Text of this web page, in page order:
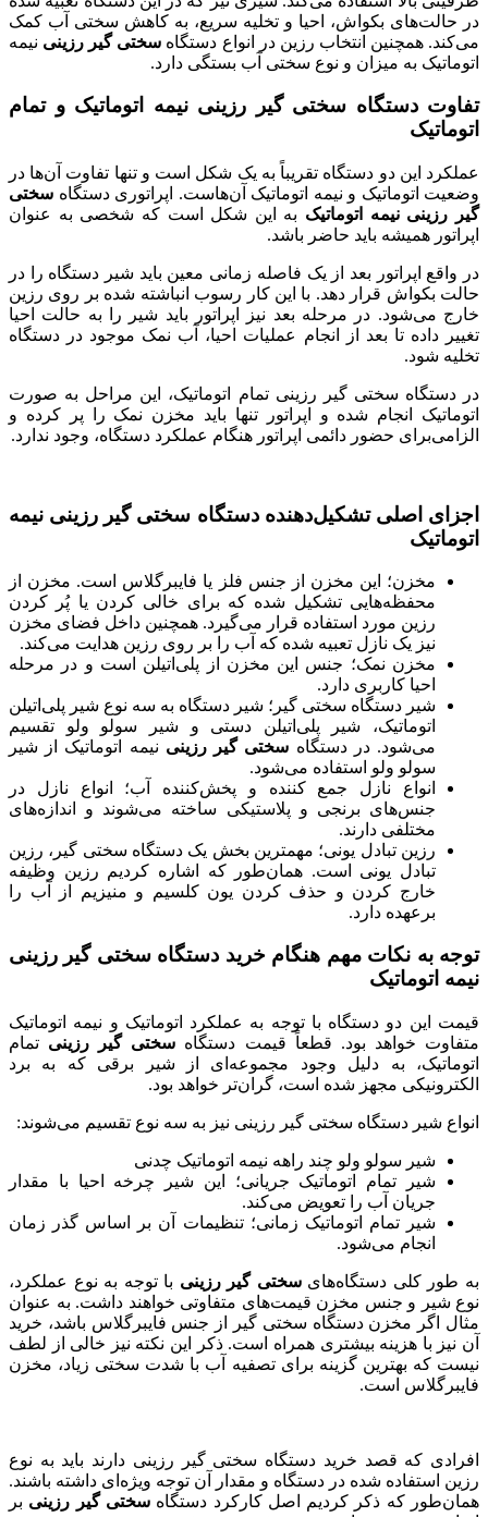
در حالت‌های بکواش، احیا و تخلیه سریع، به کاهش سختی آب کمک
می‌کند. همچنین انتخاب رزین در انواع دستگاه سختی گیر رزینی نیمه
اتوماتیک به میزان و نوع سختی آب بستگی دارد.
تفاوت دستگاه سختی گیر رزینی نیمه اتوماتیک و تمام
اتوماتیک
عملکرد این دو دستگاه تقریباً به یک شکل است و تنها تفاوت آن‌ها در
وضعیت اتوماتیک و نیمه اتوماتیک آن‌هاست. اپراتوری دستگاه سختی
گیر رزینی نیمه اتوماتیک به این شکل است که شخصی به عنوان
اپراتور همیشه باید حاضر باشد.
در واقع اپراتور بعد از یک فاصله زمانی معین باید شیر دستگاه را در
حالت بکواش قرار دهد. با این کار رسوب انباشته شده بر روی رزین
خارج می‌شود. در مرحله بعد نیز اپراتور باید شیر را به حالت احیا
تغییر داده تا بعد از انجام عملیات احیا، آب نمک موجود در دستگاه
تخلیه شود.
در دستگاه سختی گیر رزینی تمام اتوماتیک، این مراحل به صورت
اتوماتیک انجام شده و اپراتور تنها باید مخزن نمک را پر کرده و
الزامی‌برای حضور دائمی اپراتور هنگام عملکرد دستگاه، وجود ندارد.
اجزای اصلی تشکیل‌دهنده دستگاه سختی گیر رزینی نیمه
اتوماتیک
مخزن؛ این مخزن از جنس فلز یا فایبرگلاس است. مخزن از
محفظه‌هایی تشکیل شده که برای خالی کردن یا پُر کردن
رزین مورد استفاده قرار می‌گیرد. همچنین داخل فضای مخزن
نیز یک نازل تعبیه شده که آب را بر روی رزین هدایت می‌کند.
مخزن نمک؛ جنس این مخزن از پلی‌اتیلن است و در مرحله
احیا کاربری دارد.
شیر دستگاه سختی گیر؛ شیر دستگاه به سه نوع شیر پلی‌اتیلن
اتوماتیک، شیر پلی‌اتیلن دستی و شیر سولو ولو تقسیم
می‌شود. در دستگاه سختی گیر رزینی نیمه اتوماتیک از شیر
سولو ولو استفاده می‌شود.
انواع نازل جمع کننده و پخش‌کننده آب؛ انواع نازل در
جنس‌های برنجی و پلاستیکی ساخته می‌شوند و اندازه‌های
مختلفی دارند.
رزین تبادل یونی؛ مهمترین بخش یک دستگاه سختی گیر، رزین
تبادل یونی است. همان‌طور که اشاره کردیم رزین وظیفه
خارج کردن و حذف کردن یون کلسیم و منیزیم از آب را
برعهده دارد.
توجه به نکات مهم هنگام خرید دستگاه سختی گیر رزینی
نیمه اتوماتیک
قیمت این دو دستگاه با توجه به عملکرد اتوماتیک و نیمه اتوماتیک
متفاوت خواهد بود. قطعاً قیمت دستگاه سختی گیر رزینی تمام
اتوماتیک، به دلیل وجود مجموعه‌ای از شیر برقی که به برد
الکترونیکی مجهز شده است، گران‌تر خواهد بود.
انواع شیر دستگاه سختی گیر رزینی نیز به سه نوع تقسیم می‌شوند:
شیر سولو ولو چند راهه نیمه اتوماتیک چدنی
شیر تمام اتوماتیک جریانی؛ این شیر چرخه احیا با مقدار
جریان آب را تعویض می‌کند.
شیر تمام اتوماتیک زمانی؛ تنظیمات آن بر اساس گذر زمان
انجام می‌شود.
به طور کلی دستگاه‌هایسختی گیر رزینی با توجه به نوع عملکرد،
نوع شیر و جنس مخزن قیمت‌های متفاوتی خواهند داشت. به عنوان
مثال اگر مخزن دستگاه سختی گیر از جنس فایبرگلاس باشد، خرید
آن نیز با هزینه بیشتری همراه است. ذکر این نکته نیز خالی از لطف
نیست که بهترین گزینه برای تصفیه آب با شدت سختی زیاد، مخزن
فایبرگلاس است.
افرادی که قصد خرید دستگاه سختی گیر رزینی دارند باید به نوع
رزین استفاده شده در دستگاه و مقدار آن توجه ویژه‌ای داشته باشند.
همان‌طور که ذکر کردیم اصل کارکرد دستگاهسختی گیر رزینی بر